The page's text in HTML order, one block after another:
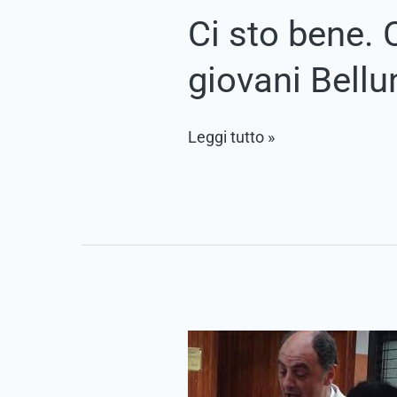
Ci sto bene.
giovani
Leggi tutto »
Mario